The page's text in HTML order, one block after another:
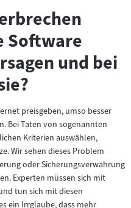
Software
und bei
preisgeben, umso besser
Bei Taten von sogenannten
Kriterien auswählen,
Wir sehen dieses Problem
oder Sicherungsverwahrung
Experten müssen sich mit
tun sich mit diesen
ein Irrglaube, dass mehr